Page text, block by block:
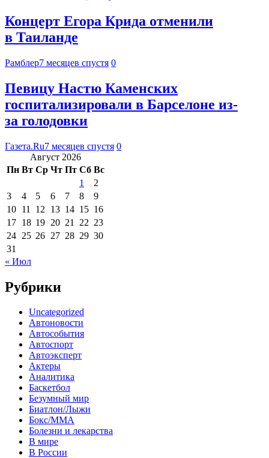
Концерт Егора Крида отменили
в Таиланде
Рамблер7 месяцев спустя 0
Певицу Настю Каменских
госпитализировали в Барселоне из-
за голодовки
Газета.Ru7 месяцев спустя 0
Август 2026
Пн Вт Ср Чт Пт Сб Вс
1
2
3
4 5 6 7 8
9
10 11 12 13 14 15 16
17 18 19 20 21 22 23
24 25 26 27 28 29 30
31
« Июл
Рубрики
Uncategorized
Автоновости
Автособытия
Автоспорт
Автоэксперт
Актеры
Аналитика
Баскетбол
Безумный мир
Биатлон/Лыжи
Бокс/MMA
Болезни и лекарства
В мире
В России